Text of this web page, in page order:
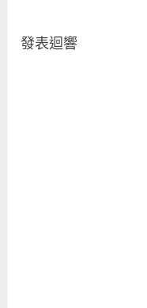
發表迴響